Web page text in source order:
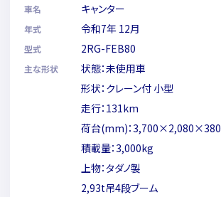
車名 キャンター
年式 令和7年 12月
型式 2RG-FEB80
主な形状
状態：未使用車
形状：クレーン付 小型
走行：131km
荷台(mm)：3,700×2,080×380
積載量：3,000kg
上物：タダノ製
2,93t吊4段ブーム